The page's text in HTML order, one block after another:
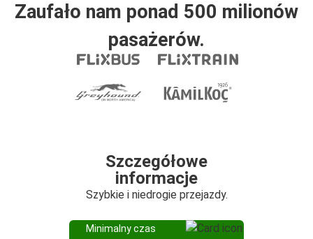
Zaufało nam ponad 500 milionów
pasażerów.
Szczegółowe
informacje
Szybkie i niedrogie przejazdy.
Minimalny czas